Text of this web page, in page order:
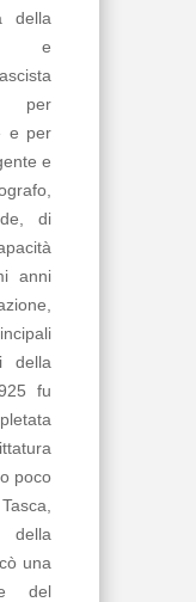
della
e
per
e per
e
di
anni
della
fu
poco
della
una
del